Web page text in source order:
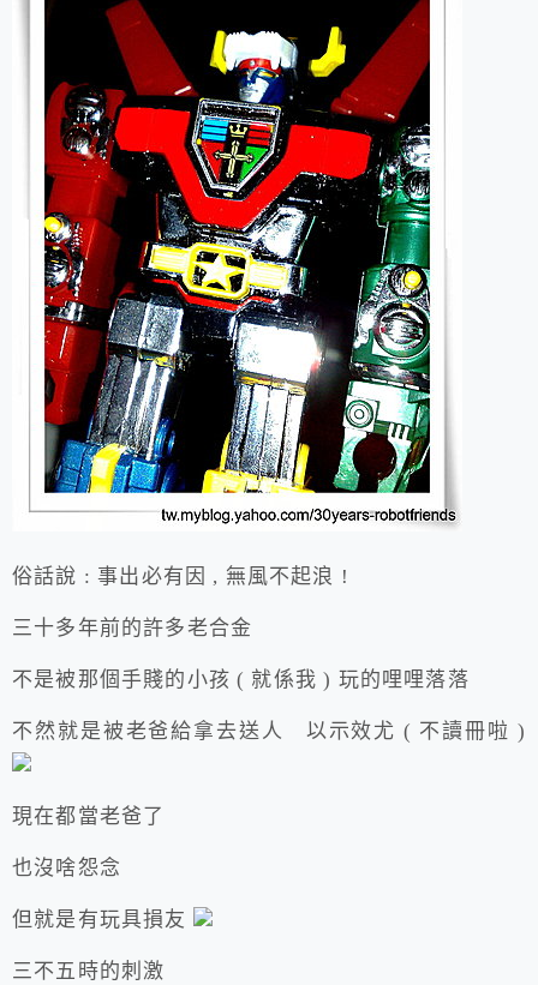
俗話說 : 事出必有因 , 無風不起浪 !
三十多年前的許多老合金
不是被那個手賤的小孩 ( 就係我 ) 玩的哩哩落落
不然就是被老爸給拿去送人 以示效尤 ( 不讀冊啦 )
現在都當老爸了
也沒啥怨念
但就是有玩具損友
三不五時的刺激